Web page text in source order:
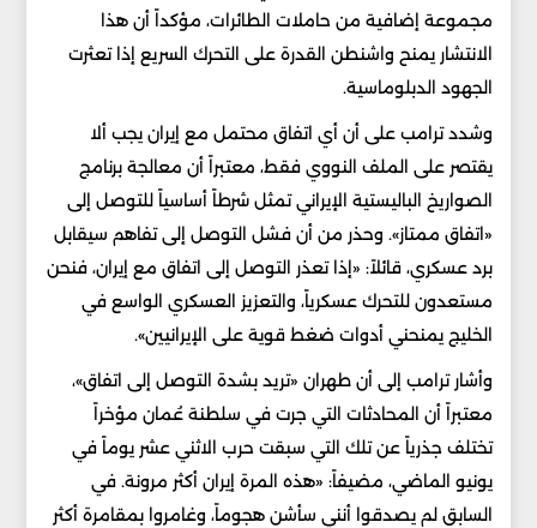
مجموعة إضافية من حاملات الطائرات، مؤكداً أن هذا
الانتشار يمنح واشنطن القدرة على التحرك السريع إذا تعثرت
الجهود الدبلوماسية.
وشدد ترامب على أن أي اتفاق محتمل مع إيران يجب ألا
يقتصر على الملف النووي فقط، معتبراً أن معالجة برنامج
الصواريخ الباليستية الإيراني تمثل شرطاً أساسياً للتوصل إلى
«اتفاق ممتاز». وحذر من أن فشل التوصل إلى تفاهم سيقابل
برد عسكري، قائلاً: «إذا تعذر التوصل إلى اتفاق مع إيران، فنحن
مستعدون للتحرك عسكرياً، والتعزيز العسكري الواسع في
الخليج يمنحني أدوات ضغط قوية على الإيرانيين».
وأشار ترامب إلى أن طهران «تريد بشدة التوصل إلى اتفاق»،
معتبراً أن المحادثات التي جرت في سلطنة عُمان مؤخراً
تختلف جذرياً عن تلك التي سبقت حرب الاثني عشر يوماً في
يونيو الماضي، مضيفاً: «هذه المرة إيران أكثر مرونة. في
السابق لم يصدقوا أنني سأشن هجوماً، وغامروا بمقامرة أكثر